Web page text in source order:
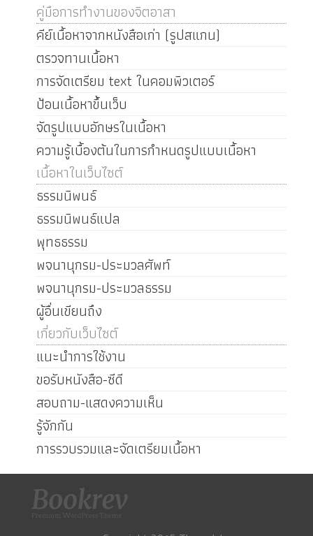
คู่มือการทำงานของจิตอาสา
คีย์เนื้อหาจากหนังสือเก่า (รูปสแกน)
ตรวจทานเนื้อหา
การจัดเตรียม text ในคอมพิวเตอร์
ป้อนเนื้อหาขึ้นเว็บ
จัดรูปแบบอักษรในเนื้อหา
ความรู้เบื้องต้นในการกำหนดรูปแบบเนื้อหา
เนื้อหาในเว็บไซต์
ธรรมนิพนธ์
ธรรมนิพนธ์แปล
พุทธธรรม
พจนานุกรม-ประมวลศัพท์
พจนานุกรม-ประมวลธรรม
ผู้อื่นเขียนถึง
เกี่ยวกับเว็บไซต์
แนะนำการใช้งาน
ขอรับหนังสือ-ซีดี
สอบถาม-แสดงความเห็น
รู้จักกัน
การรวบรวมและจัดเตรียมเนื้อหา